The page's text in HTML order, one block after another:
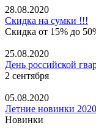
28.08.2020
Скидка на сумки !!!
Скидка от 15% до
25.08.2020
День российской
2 сентября
05.08.2020
Летние новинки
Новинки